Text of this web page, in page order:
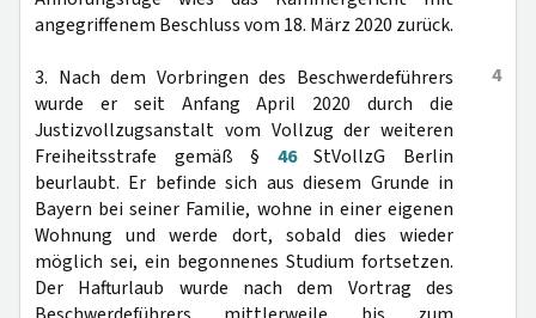
angegriffenem Beschluss vom 18. März 2020 zurück.
4
3. Nach dem Vorbringen des Beschwerdeführers
wurde er seit Anfang April 2020 durch die
Justizvollzugsanstalt vom Vollzug der weiteren
Freiheitsstrafe gemäß § 46StVollzG Berlin
beurlaubt. Er befinde sich aus diesem Grunde in
Bayern bei seiner Familie, wohne in einer eigenen
Wohnung und werde dort, sobald dies wieder
möglich sei, ein begonnenes Studium fortsetzen.
Der Hafturlaub wurde nach dem Vortrag des